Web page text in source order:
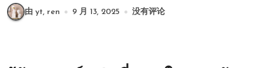
由 yt, ren 9 月 13, 2025 没有评论